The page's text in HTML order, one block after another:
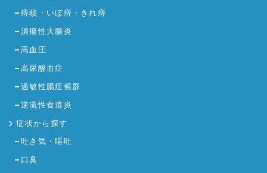
痔核・いぼ痔・きれ痔
潰瘍性大腸炎
高血圧
高尿酸血症
過敏性腸症候群
逆流性食道炎
症状から探す
吐き気・嘔吐
口臭